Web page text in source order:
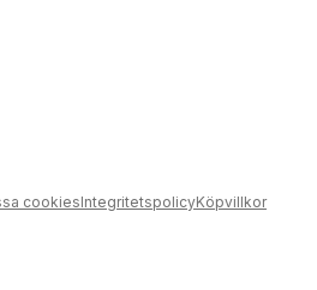
cookiesIntegritetspolicyKöpvillkor